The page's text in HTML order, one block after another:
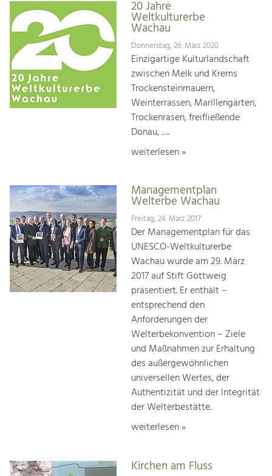
20 Jahre
Weltkulturerbe
Wachau
Donnerstag, 26. März 2020
Einzigartige Kulturlandschaft
zwischen Melk und Krems
Trockensteinmauern,
Weinterrassen, Marillengärten,
Trockenrasen, freifließende
Donau, ….
weiterlesen »
Managementplan
Welterbe Wachau
Freitag, 24. März 2017
Der Managementplan für das
UNESCO-Weltkulturerbe
Wachau wurde am 29. März
2017 auf Stift Göttweig
präsentiert. Er enthält –
entsprechend den
Anforderungen der
Welterbekonvention – Ziele
und Maßnahmen zur Erhaltung
des außergewöhnlichen
universellen Wertes, der
Authentizität und der Integrität
der Welterbestätte.
weiterlesen »
Kirchen am Fluss